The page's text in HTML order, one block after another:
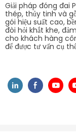
Giải pháp đóng đai
thép, thủy tinh và
gói hiệu suất cao,
đòi hỏi khắt khe,
cho khách hàng
để được tư vấn cụ